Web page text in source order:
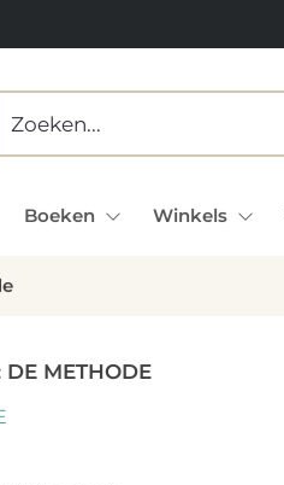
Boeken Winkels
METHODE